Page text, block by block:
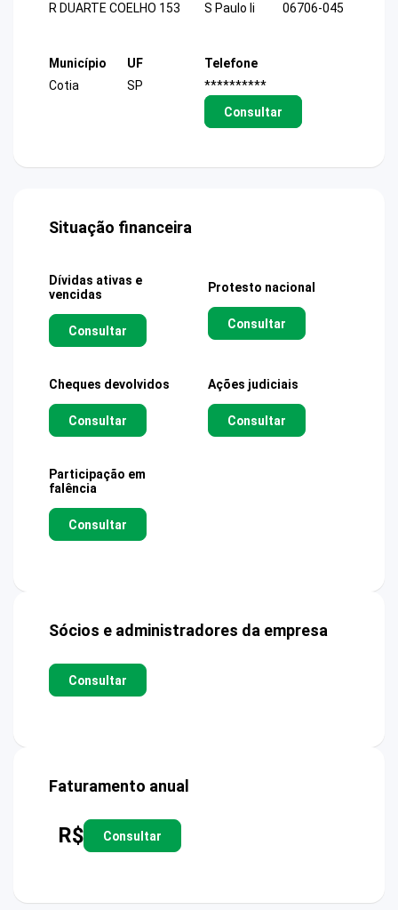
R DUARTE COELHO 153
S Paulo Ii
06706-045
Município
Cotia
UF
SP
Telefone
**********
Consultar
Situação financeira
Dívidas ativas e
vencidas
Consultar
Protesto nacional
Consultar
Cheques devolvidos
Consultar
Ações judiciais
Consultar
Participação em
falência
Consultar
Sócios e administradores da empresa
Consultar
Faturamento anual
R$ Consultar